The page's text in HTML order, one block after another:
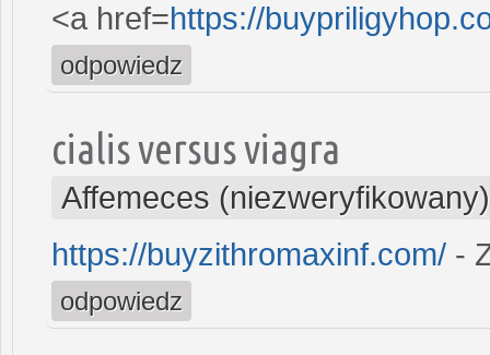
<a href=https://
odpowiedz
cialis versus viagra
Affemeces (niezweryfikowany)
https://buyzithromaxinf.com/ -
odpowiedz